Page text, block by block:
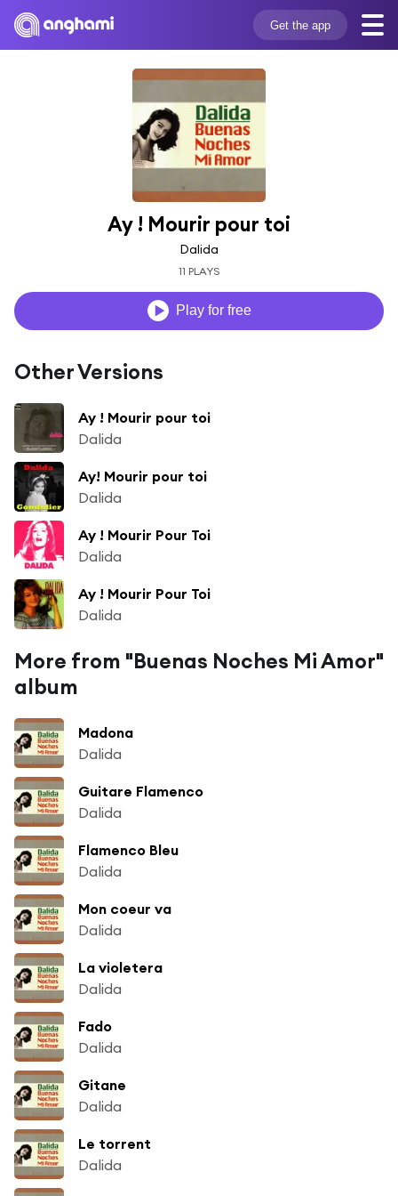
Get the app
Ay ! Mourir pour toi
Dalida
11 PLAYS
Play for free
Other Versions
Ay ! Mourir pour toi
Dalida
Ay! Mourir pour toi
Dalida
Ay ! Mourir Pour Toi
Dalida
Ay ! Mourir Pour Toi
Dalida
More from "Buenas Noches Mi Amor"
album
Madona
Dalida
Guitare Flamenco
Dalida
Flamenco Bleu
Dalida
Mon coeur va
Dalida
La violetera
Dalida
Fado
Dalida
Gitane
Dalida
Le torrent
Dalida